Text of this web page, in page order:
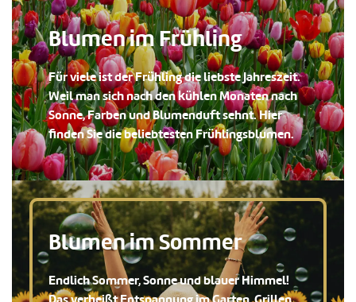
Blumen im Frühling
Für viele ist der Frühling die liebste Jahreszeit.
Weil man sich nach den kühlen Monaten nach
Sonne, Farben und Blumenduft sehnt. Hier
finden Sie die beliebtesten Frühlingsblumen.
Blumen im Sommer
Endlich Sommer, Sonne und blauer Himmel!